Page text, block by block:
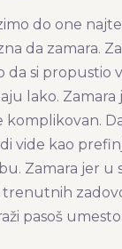
do one
da zamara.
da si propustio
lako. Zamara
komplikovan.
vide kao
Zamara jer u
trenutnih
pasoš